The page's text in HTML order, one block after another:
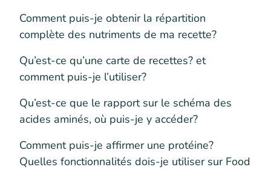
Comment puis-je obtenir la répartition
complète des nutriments de ma recette?
Qu’est-ce qu’une carte de recettes? et
comment puis-je l’utiliser?
Qu’est-ce que le rapport sur le schéma des
acides aminés, où puis-je y accéder?
Comment puis-je affirmer une protéine?
Quelles fonctionnalités dois-je utiliser sur Food